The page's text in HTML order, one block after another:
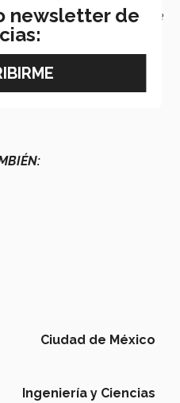
el área que quiera, desde
se forme en eso, que
huella.
su pasión, sea
su camino por el
Ciudad de México
Ingeniería y Ciencias
newsletter de